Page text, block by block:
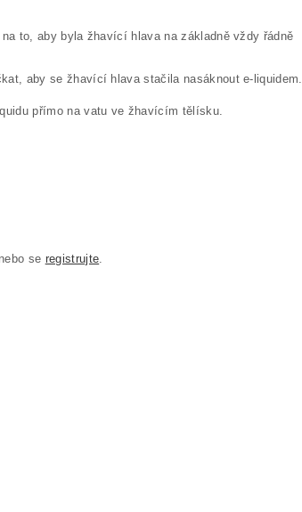
to, aby byla žhavící hlava na základně vždy řádně
aby se žhavící hlava stačila nasáknout e-liquidem.
přímo na vatu ve žhavícím tělísku.
nebo se registrujte.